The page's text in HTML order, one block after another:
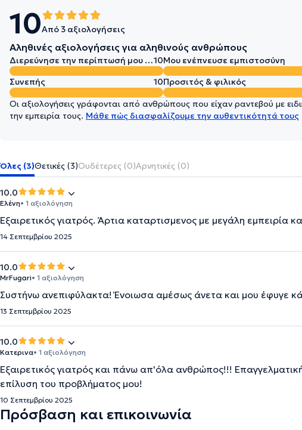
10Από 3 αξιολογήσεις
Αληθινές αξιολογήσεις για αληθινούς ανθρώπους
Διερεύνησε την περίπτωσή μου σε βάθος10Μου ενέπνευσε εμπιστοσύνη
Συνεπής
10Προσιτός & φιλικός
Οι αξιολογήσεις γράφονται από ανθρώπους που είχαν ραντεβού με
την εμπειρία τους. Μάθε πώς διασφαλίζουμε την αυθεντικότητά τους
Όλες (3)Θετικές (3)Ουδέτερες (0)Αρνητικές (0)
10.0
Ελένη• 1 αξιολόγηση
Εξαιρετικός γιατρός. Άρτια καταρτισμενος με μεγάλη εμπειρία
14 Σεπτεμβρίου 2025
10.0
MrFugari• 1 αξιολόγηση
Συστήνω ανεπιφύλακτα! Ένοιωσα αμέσως άνετα και μου έφυγε
13 Σεπτεμβρίου 2025
10.0
Κατερινα• 1 αξιολόγηση
Εξαιρετικός γιατρός και πάνω απ'όλα ανθρώπος!!!
επίλυση του προβλήματος μου!
10 Σεπτεμβρίου 2025
Πρόσβαση και επικοινωνία